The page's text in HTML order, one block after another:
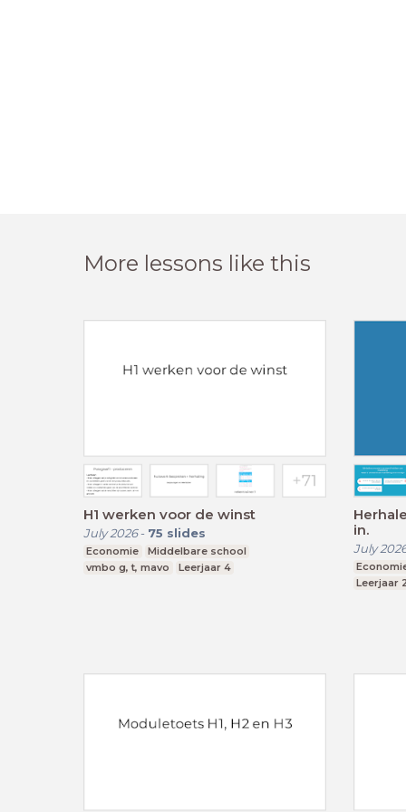
More lessons like this
H1 werken voor de winst
July 2026- 75 slides
Economie
Middelbare school
vmbo g, t, mavo
Leerjaar 4
in.
July
Leerjaar